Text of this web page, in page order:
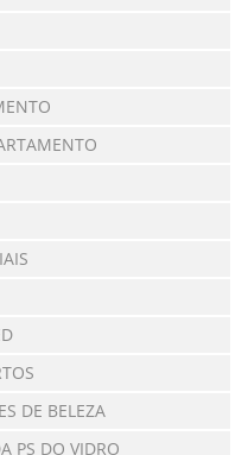
DE BELEZA
PS DO VIDRO